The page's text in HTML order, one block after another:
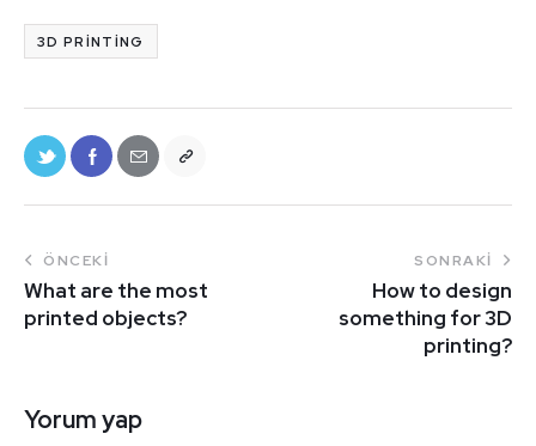
3D PRINTING
ÖNCEKI
What are the most
printed objects?
SONRAKI
How to design
something for 3D
printing?
Yorum yap